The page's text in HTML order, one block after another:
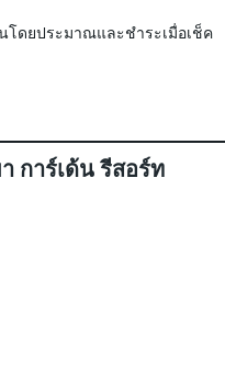
โดยประมาณและชำระเมื่อเช็ค
การ์เด้น รีสอร์ท